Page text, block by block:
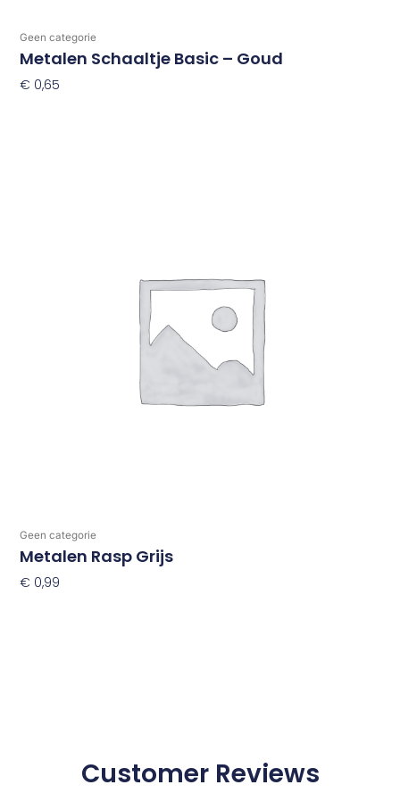
Geen categorie
Metalen Schaaltje Basic – Goud
€ 0,65
Geen categorie
Metalen Rasp Grijs
€ 0,99
Customer Reviews